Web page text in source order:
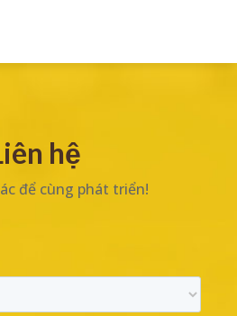
hệ
để cùng phát triển!